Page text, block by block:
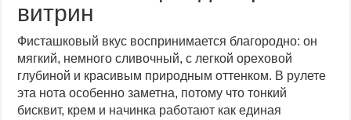
витрин
Фисташковый вкус воспринимается благородно: он
мягкий, немного сливочный, с легкой ореховой
глубиной и красивым природным оттенком. В рулете
эта нота особенно заметна, потому что тонкий
бисквит, крем и начинка работают как единая